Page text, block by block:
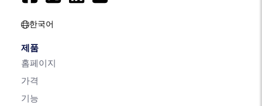
한국어
제품
홈페이지
가격
기능